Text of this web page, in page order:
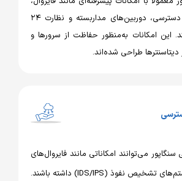
سیستم‌های کنترل دسترسی، دوربین‌های مداربسته و نظارت ۲۴
به‌منظور حفاظت از سرورها و
شده‌اند.
امکاناتی مانند فایروال‌های
سخت‌افزاری و سیستم‌های تشخیص نفوذ (IDS/IPS) داشته باشند.